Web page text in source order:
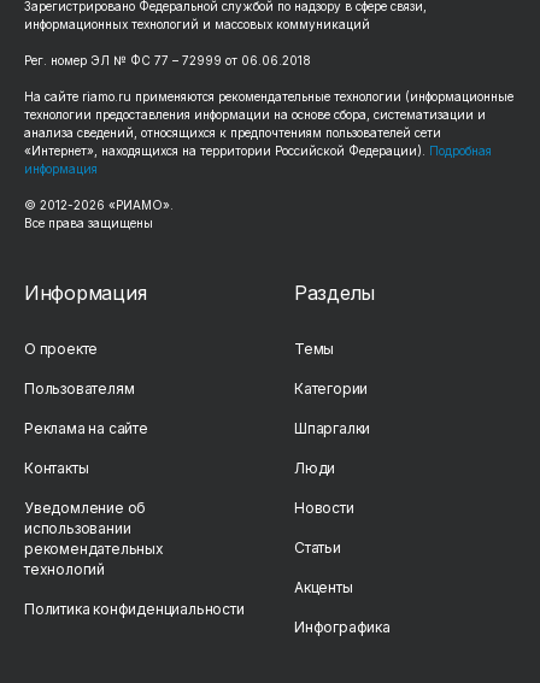
Зарегистрировано Федеральной службой по надзору в сфере связи,
информационных технологий и массовых коммуникаций
Рег. номер ЭЛ № ФС 77 – 72999 от 06.06.2018
На сайте riamo.ru применяются рекомендательные технологии (информационные
технологии предоставления информации на основе сбора, систематизации и
анализа сведений, относящихся к предпочтениям пользователей сети
«Интернет», находящихся на территории Российской Федерации). Подробная
информация
© 2012-2026 «РИАМО».
Все права защищены
Информация
О проекте
Пользователям
Реклама на сайте
Контакты
Уведомление об
использовании
рекомендательных
технологий
Политика конфиденциальности
Разделы
Темы
Категории
Шпаргалки
Люди
Новости
Статьи
Акценты
Инфографика